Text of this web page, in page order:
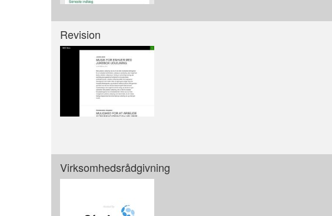
Revision
Virksomhedsrådgivning